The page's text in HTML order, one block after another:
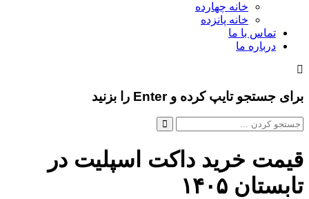
خانه چهارده
خانه پانزده
تماس با ما
درباره ما
برای جستجو تایپ کرده و Enter را بزنید
قیمت خرید داکت اسپلیت در
تابستان ۱۴۰۵